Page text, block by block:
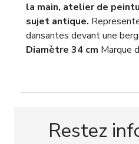
la main, atelier de
sujet antique.
dansantes devant une
Diamètre 34 cm Marque
Restez